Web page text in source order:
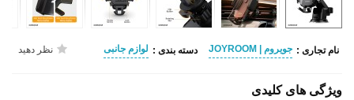
نام تجاری : جویروم | JOYROOM دسته بندی : لوازم جانبی نظر دهید
ویژگی های کلیدی